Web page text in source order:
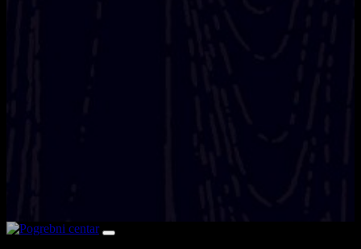
Toggle navigation